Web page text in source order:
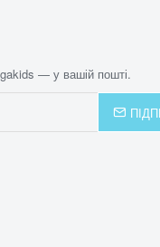
— у вашій пошті.